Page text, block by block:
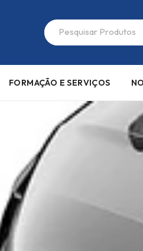
FORMAÇÃO E SERVIÇOS